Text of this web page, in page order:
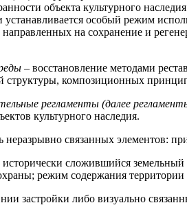
объекта культурного наследия
особый режим
на сохранение и
– восстановление методами
структуры, композиционных
регламенты (далее
культурного наследия.
неразрывно связанных элементов:
исторически сложившийся земельный
режим содержания
застройки либо визуально